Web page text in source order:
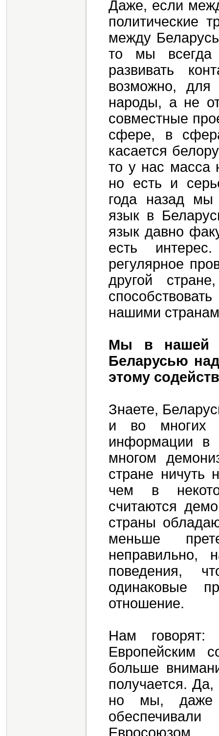
Даже, если
политические
между
то мы всегда
развивать
возможно, для
народы, а не
совместные
сфере, в
касается
то у нас масса
но есть и
года назад мы
язык в
язык давно
есть
регулярное
другой
нашими
Мы в нашей
Беларусью
этому
Знаете,
и во многих
информации
многом
стране
чем в
считаются
страны
меньше
неправильно,
поведения,
одинаковые
отношение.
Нам
Европейским
больше
получается.
но мы, даже
Евросоюзом,